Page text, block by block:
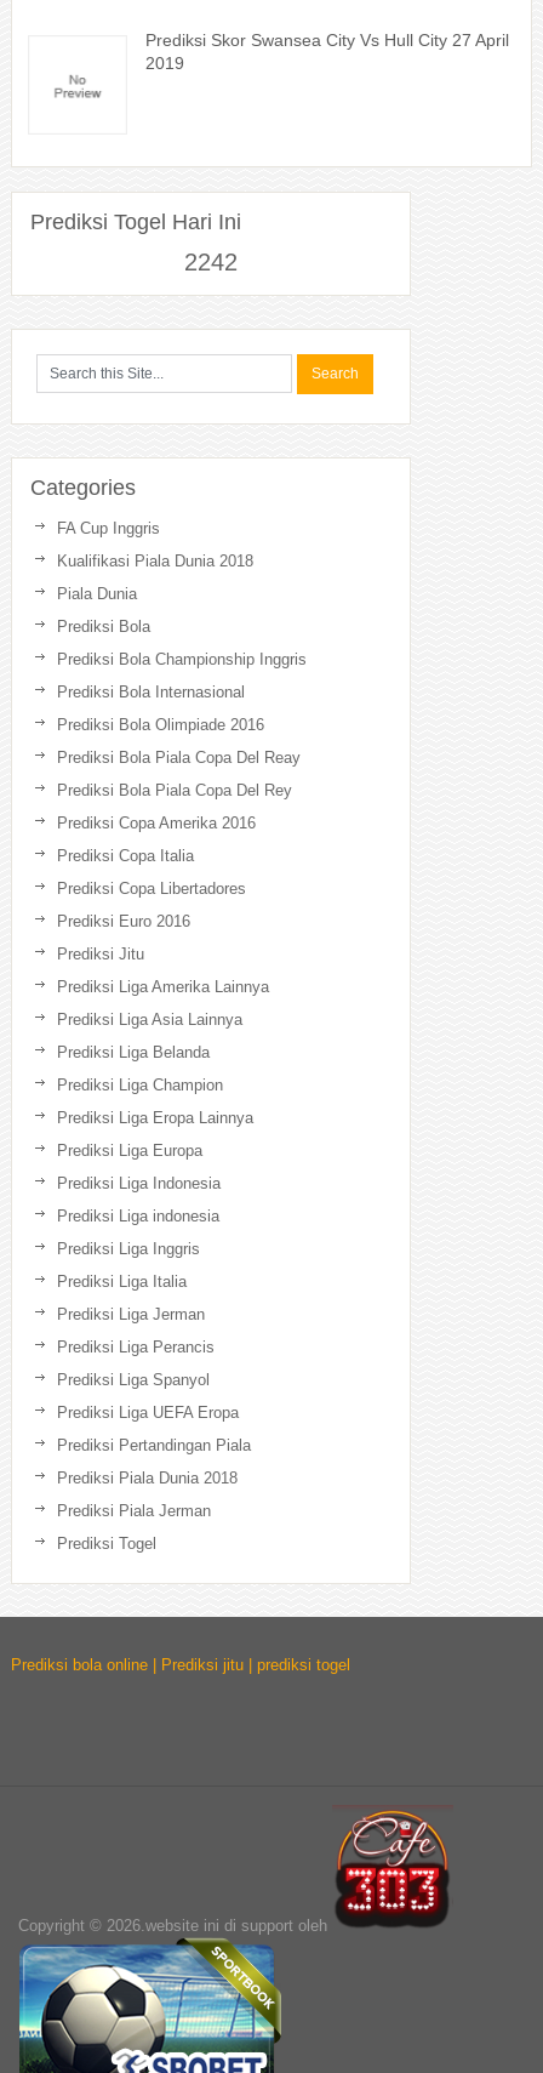
Prediksi Skor Swansea City Vs Hull City 27 April
2019
Prediksi Togel Hari Ini
2242
Categories
FA Cup Inggris
Kualifikasi Piala Dunia 2018
Piala Dunia
Prediksi Bola
Prediksi Bola Championship Inggris
Prediksi Bola Internasional
Prediksi Bola Olimpiade 2016
Prediksi Bola Piala Copa Del Reay
Prediksi Bola Piala Copa Del Rey
Prediksi Copa Amerika 2016
Prediksi Copa Italia
Prediksi Copa Libertadores
Prediksi Euro 2016
Prediksi Jitu
Prediksi Liga Amerika Lainnya
Prediksi Liga Asia Lainnya
Prediksi Liga Belanda
Prediksi Liga Champion
Prediksi Liga Eropa Lainnya
Prediksi Liga Europa
Prediksi Liga Indonesia
Prediksi Liga indonesia
Prediksi Liga Inggris
Prediksi Liga Italia
Prediksi Liga Jerman
Prediksi Liga Perancis
Prediksi Liga Spanyol
Prediksi Liga UEFA Eropa
Prediksi Pertandingan Piala
Prediksi Piala Dunia 2018
Prediksi Piala Jerman
Prediksi Togel
Prediksi bola online | Prediksi jitu | prediksi togel
Copyright © 2026.website ini di support oleh